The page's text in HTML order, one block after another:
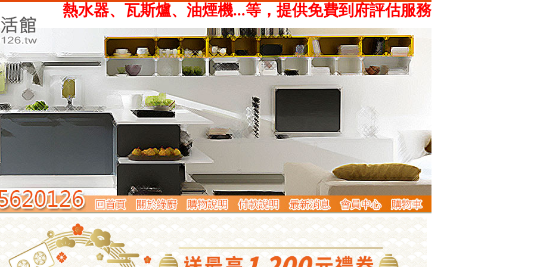
瓦斯爐、油煙機...等，提供免費到府評估服務